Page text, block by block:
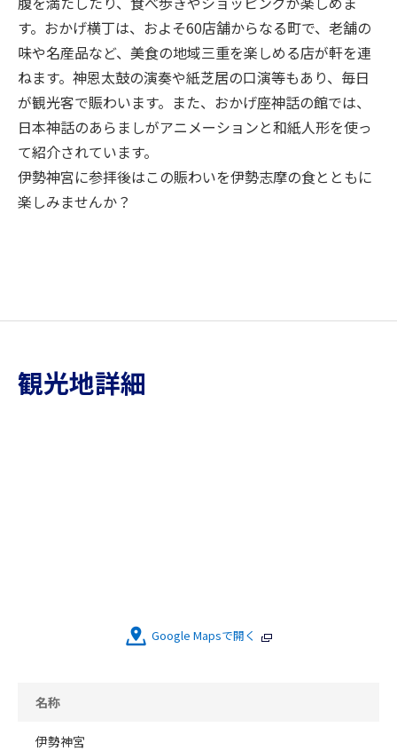
す。おかげ横丁は、およそ60店舗からなる町で、老舗の
味や名産品など、美食の地域三重を楽しめる店が軒を連
ねます。神恩太鼓の演奏や紙芝居の口演等もあり、毎日
が観光客で賑わいます。また、おかげ座神話の館では、
日本神話のあらましがアニメーションと和紙人形を使っ
て紹介されています。
伊勢神宮に参拝後はこの賑わいを伊勢志摩の食とともに
楽しみませんか？
観光地詳細
Google Mapsで開く
名称
伊勢神宮